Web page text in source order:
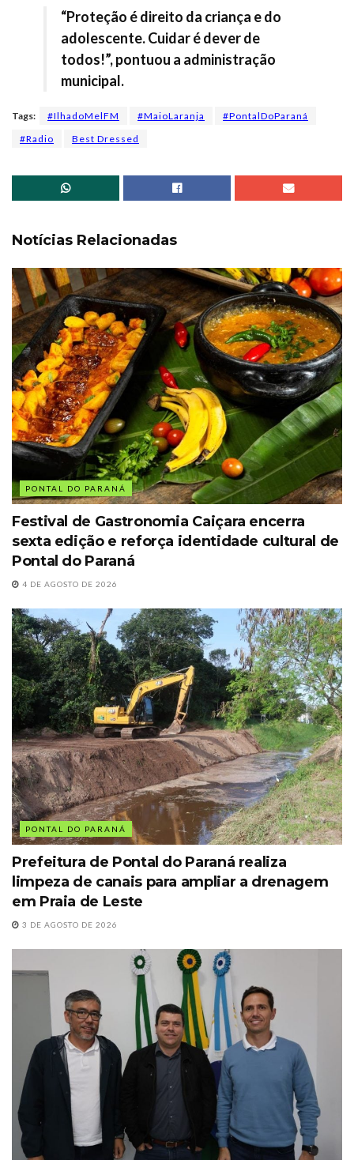
“Proteção é direito da criança e do
adolescente. Cuidar é dever de
todos!”, pontuou a administração
municipal.
Tags: #IlhadoMelFM #MaioLaranja
#PontalDoParaná
#Radio
Best Dressed
Notícias Relacionadas
PONTAL DO PARANÁ
Festival de Gastronomia Caiçara encerra
sexta edição e reforça identidade cultural de
Pontal do Paraná
4 DE AGOSTO DE 2026
PONTAL DO PARANÁ
Prefeitura de Pontal do Paraná realiza
limpeza de canais para ampliar a drenagem
em Praia de Leste
3 DE AGOSTO DE 2026